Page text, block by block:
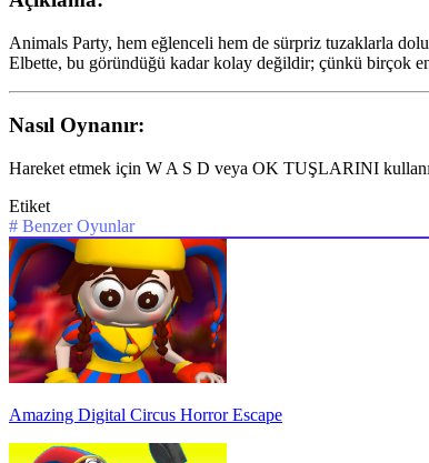
Animals Party, hem eğlenceli hem de sürpriz tuzaklarla
Elbette, bu göründüğü kadar kolay değildir; çünkü birçok
Nasıl Oynanır:
Hareket etmek için W A S D veya OK TUŞLARINI
Etiket
# Benzer Oyunlar
Amazing Digital Circus Horror Escape